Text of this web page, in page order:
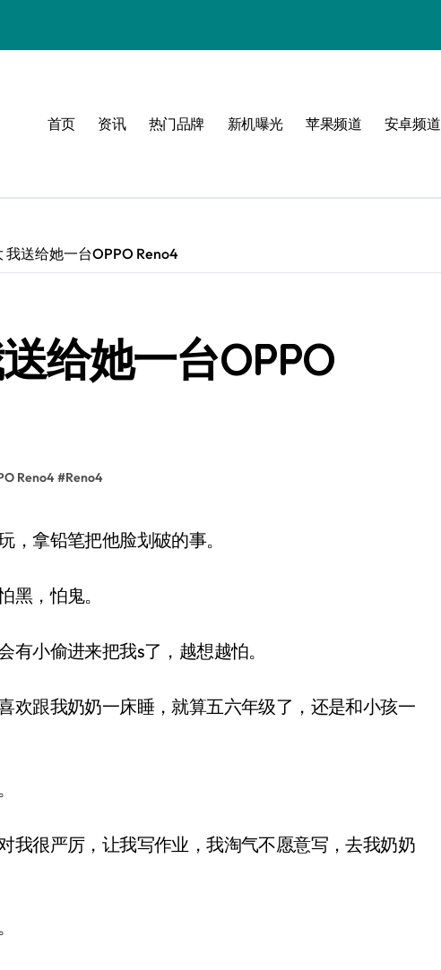
新体验
美
玩法
，玩转无限可能
变焦点！
首页 资讯 热门品牌 新机曝光 苹果频道 安卓频道
我送给她一台OPPO Reno4
给她一台OPPO
Reno4 #Reno4
，拿铅笔把他脸划破的事。
黑，怕鬼。
小偷进来把我s了，越想越怕。
欢跟我奶奶一床睡，就算五六年级了，还是和小孩一
我很严厉，让我写作业，我淘气不愿意写，去我奶奶